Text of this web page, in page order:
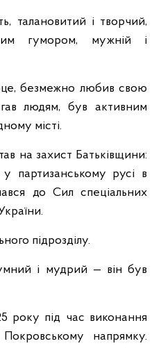
талановитий і творчий,
гумором, мужній і
безмежно любив свою
людям, був активним
місті.
на захист Батьківщини:
партизанському русі в
до Сил спеціальних
підрозділу.
і мудрий — він був
року під час виконання
напрямку.